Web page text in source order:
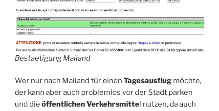
Bestaetigung Mailand
Wer nur nach Mailand für einen Tagesausflug möchte,
der kann aber auch problemlos vor der Stadt parken
und die öffentlichen Verkehrsmittel nutzen, da auch